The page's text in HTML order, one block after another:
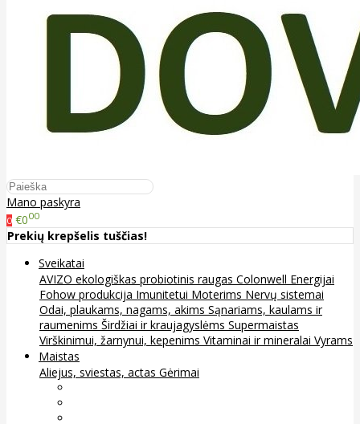
Mano paskyra
0 €000
Prekių krepšelis tuščias!
Sveikatai
AVIZO ekologiškas probiotinis raugas Colonwell Energijai
Fohow produkcija Imunitetui Moterims Nervų sistemai
Odai, plaukams, nagams, akims Sąnariams, kaulams ir
raumenims Širdžiai ir kraujagyslėms Supermaistas
Virškinimui, žarnynui, kepenims Vitaminai ir mineralai Vyrams
Maistas
Aliejus, sviestas, actas Gėrimai